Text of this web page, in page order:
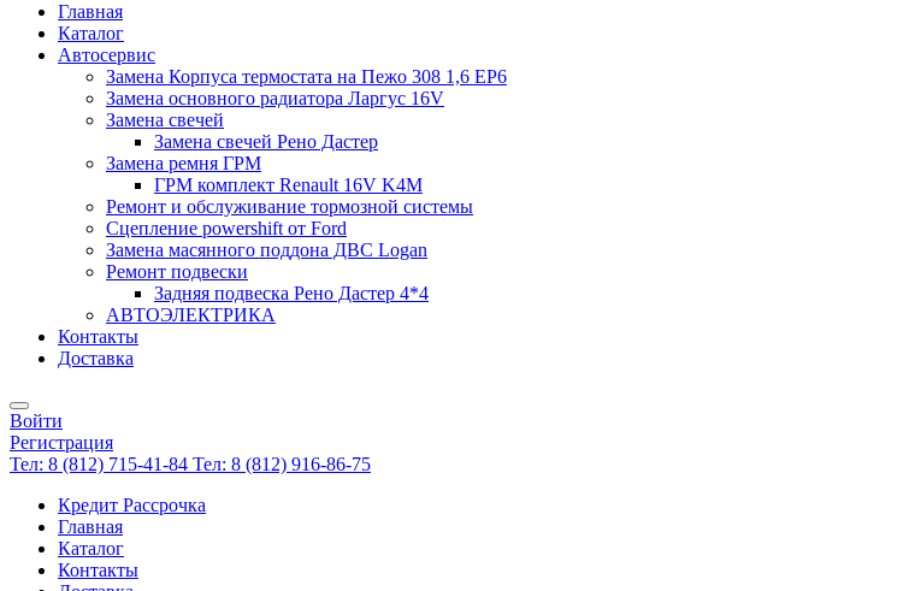
Главная
Каталог
Автосервис
Замена Корпуса термостата на Пежо 308 1,6 EP6
Замена основного радиатора Ларгус 16V
Замена свечей
Замена свечей Рено Дастер
Замена ремня ГРМ
ГРМ комплект Renault 16V K4M
Ремонт и обслуживание тормозной системы
Сцепление powershift от Ford
Замена масянного поддона ДВС Logan
Ремонт подвески
Задняя подвеска Рено Дастер 4*4
АВТОЭЛЕКТРИКА
Контакты
Доставка
Войти
Регистрация
Тел: 8 (812) 715-41-84 Тел: 8 (812) 916-86-75
Кредит Рассрочка
Главная
Каталог
Контакты